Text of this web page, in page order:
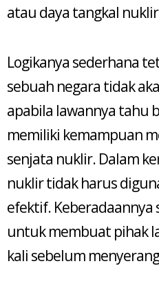
atau daya tangkal
Logikanya sederhana
sebuah negara tidak
apabila lawannya tahu
memiliki kemampuan
senjata nuklir. Dalam
nuklir tidak harus
efektif. Keberadaannya
untuk membuat pihak
kali sebelum